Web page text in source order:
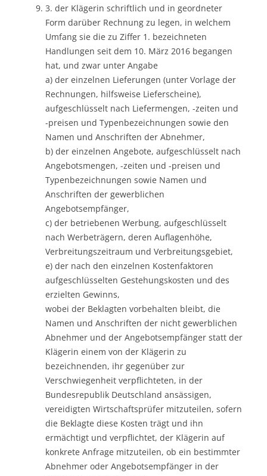
3. der Klägerin schriftlich und in geordneter
Form darüber Rechnung zu legen, in welchem
Umfang sie die zu Ziffer 1. bezeichneten
Handlungen seit dem 10. März 2016 begangen
hat, und zwar unter Angabe
a) der einzelnen Lieferungen (unter Vorlage der
Rechnungen, hilfsweise Lieferscheine),
aufgeschlüsselt nach Liefermengen, -zeiten und
-preisen und Typenbezeichnungen sowie den
Namen und Anschriften der Abnehmer,
b) der einzelnen Angebote, aufgeschlüsselt nach
Angebotsmengen, -zeiten und -preisen und
Typenbezeichnungen sowie Namen und
Anschriften der gewerblichen
Angebotsempfänger,
c) der betriebenen Werbung, aufgeschlüsselt
nach Werbeträgern, deren Auflagenhöhe,
Verbreitungszeitraum und Verbreitungsgebiet,
e) der nach den einzelnen Kostenfaktoren
aufgeschlüsselten Gestehungskosten und des
erzielten Gewinns,
wobei der Beklagten vorbehalten bleibt, die
Namen und Anschriften der nicht gewerblichen
Abnehmer und der Angebotsempfänger statt der
Klägerin einem von der Klägerin zu
bezeichnenden, ihr gegenüber zur
Verschwiegenheit verpflichteten, in der
Bundesrepublik Deutschland ansässigen,
vereidigten Wirtschaftsprüfer mitzuteilen, sofern
die Beklagte diese Kosten trägt und ihn
ermächtigt und verpflichtet, der Klägerin auf
konkrete Anfrage mitzuteilen, ob ein bestimmter
Abnehmer oder Angebotsempfänger in der